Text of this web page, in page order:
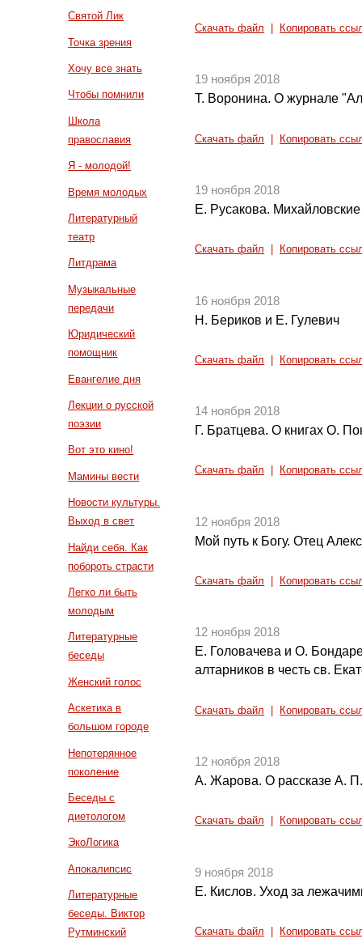
Святой Лик
Точка зрения
Хочу все знать
Чтобы помнили
Школа
православия
Я - молодой!
Время молодых
Литературный
театр
Литдрама
Музыкальные
передачи
Юридический
помощник
Евангелие дня
Лекции о русской
поэзии
Вот это кино!
Мамины вести
Новости культуры.
Выход в свет
Найди себя. Как
побороть страсти
Легко ли быть
молодым
Литературные
беседы
Женский голос
Аскетика в
большом городе
Непотерянное
поколение
Беседы с
диетологом
ЭкоЛогика
Апокалипсис
Литературные
беседы. Виктор
Рутминский
Скачать файл Копировать
19 ноября 2018
Т. Воронина. О журнале
Скачать файл Копировать
19 ноября 2018
Е. Русакова.
Скачать файл Копировать
16 ноября 2018
Н. Бериков и Е. Гулевич
Скачать файл Копировать
14 ноября 2018
Г. Братцева. О книгах О.
Скачать файл Копировать
12 ноября 2018
Мой путь к Богу. Отец
Скачать файл Копировать
12 ноября 2018
Е. Головачева и О.
алтарников в честь св.
Скачать файл Копировать
12 ноября 2018
А. Жарова. О рассказе А.
Скачать файл Копировать
9 ноября 2018
Е. Кислов. Уход за
Скачать файл Копировать